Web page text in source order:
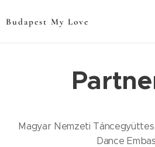
Budapest My Love
Magyar Nemzeti
Dance